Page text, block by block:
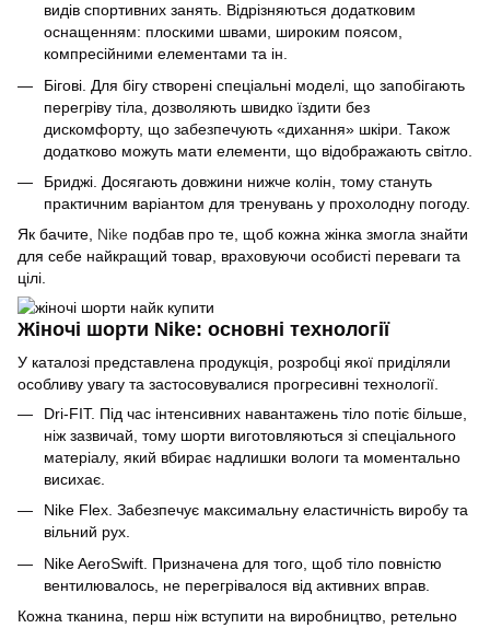
видів спортивних занять. Відрізняються додатковим
оснащенням: плоскими швами, широким поясом,
компресійними елементами та ін.
Бігові. Для бігу створені спеціальні моделі, що запобігають
перегріву тіла, дозволяють швидко їздити без
дискомфорту, що забезпечують «дихання» шкіри. Також
додатково можуть мати елементи, що відображають світло.
Бриджі. Досягають довжини нижче колін, тому стануть
практичним варіантом для тренувань у прохолодну погоду.
Як бачите, Nike подбав про те, щоб кожна жінка змогла знайти
для себе найкращий товар, враховуючи особисті переваги та
цілі.
Жіночі шорти Nike: основні технології
У каталозі представлена продукція, розробці якої приділяли
особливу увагу та застосовувалися прогресивні технології.
Dri-FIT. Під час інтенсивних навантажень тіло потіє більше,
ніж зазвичай, тому шорти виготовляються зі спеціального
матеріалу, який вбирає надлишки вологи та моментально
висихає.
Nike Flex. Забезпечує максимальну еластичність виробу та
вільний рух.
Nike AeroSwift. Призначена для того, щоб тіло повністю
вентилювалось, не перегрівалося від активних вправ.
Кожна тканина, перш ніж вступити на виробництво, ретельно